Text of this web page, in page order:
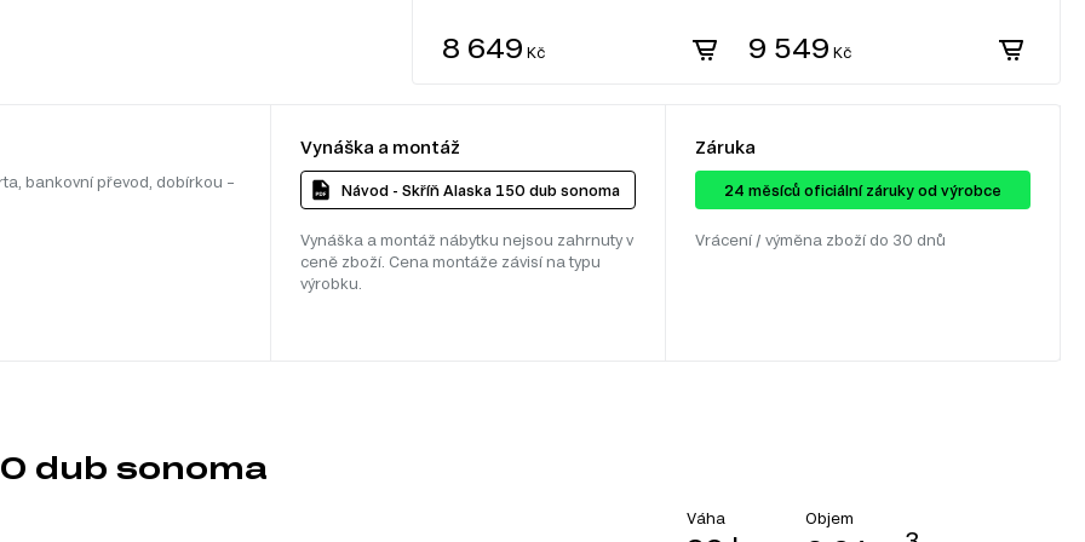
8 649 Kč 9 549 Kč
bankovní převod, dobírkou –
Vynáška a montáž
Návod - Skříň Alaska 150 dub sonoma
Vynáška a montáž nábytku nejsou zahrnuty v
ceně zboží. Cena montáže závisí na typu
výrobku.
Záruka
24 ​​​​měsíců oficiální záruky od výrobce
Vrácení / výměna zboží do 30 dnů
dub sonoma
Váha Objem